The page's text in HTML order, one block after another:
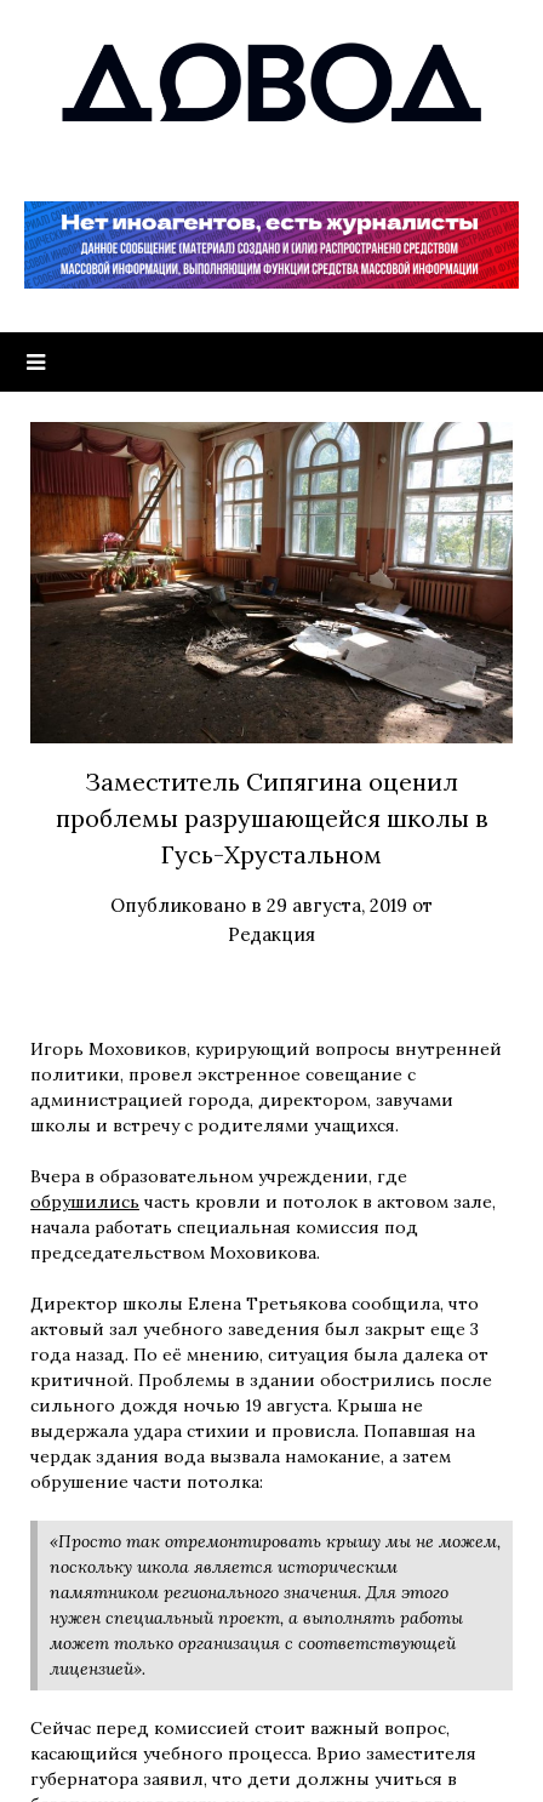
Заместитель Сипягина оценил
проблемы разрушающейся школы в
Гусь-Хрустальном
Опубликовано в 29 августа, 2019 от
Редакция
Игорь Моховиков, курирующий вопросы внутренней
политики, провел экстренное совещание с
администрацией города, директором, завучами
школы и встречу с родителями учащихся.
Вчера в образовательном учреждении, где
обрушились часть кровли и потолок в актовом зале,
начала работать специальная комиссия под
председательством Моховикова.
Директор школы Елена Третьякова сообщила, что
актовый зал учебного заведения был закрыт еще 3
года назад. По её мнению, ситуация была далека от
критичной. Проблемы в здании обострились после
сильного дождя ночью 19 августа. Крыша не
выдержала удара стихии и провисла. Попавшая на
чердак здания вода вызвала намокание, а затем
обрушение части потолка:
«Просто так отремонтировать крышу мы не можем,
поскольку школа является историческим
памятником регионального значения. Для этого
нужен специальный проект, а выполнять работы
может только организация с соответствующей
лицензией».
Сейчас перед комиссией стоит важный вопрос,
касающийся учебного процесса. Врио заместителя
губернатора заявил, что дети должны учиться в